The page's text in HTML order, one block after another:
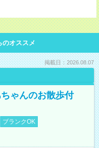
のオススメ
掲載日：2026.08.07
ゃんのお散歩付
ブランクOK